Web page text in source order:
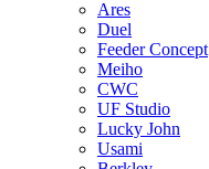
Ares
Duel
Feeder Concept
Meiho
CWC
UF Studio
Lucky John
Usami